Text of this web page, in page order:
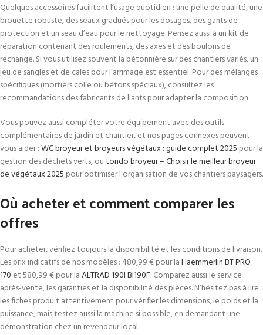
Quelques accessoires facilitent l’usage quotidien : une pelle de qualité, une
brouette robuste, des seaux gradués pour les dosages, des gants de
protection et un seau d’eau pour le nettoyage. Pensez aussi à un kit de
réparation contenant des roulements, des axes et des boulons de
rechange. Si vous utilisez souvent la bétonnière sur des chantiers variés, un
jeu de sangles et de cales pour l’arrimage est essentiel. Pour des mélanges
spécifiques (mortiers colle ou bétons spéciaux), consultez les
recommandations des fabricants de liants pour adapter la composition.
Vous pouvez aussi compléter votre équipement avec des outils
complémentaires de jardin et chantier, et nos pages connexes peuvent
vous aider :WC broyeur et broyeurs végétaux : guide complet 2025 pour la
gestion des déchets verts, outondo broyeur – Choisir le meilleur broyeur
de végétaux 2025 pour optimiser l’organisation de vos chantiers paysagers.
Où acheter et comment comparer les
offres
Pour acheter, vérifiez toujours la disponibilité et les conditions de livraison.
Les prix indicatifs de nos modèles : 480,99 € pour laHaemmerlin BT PRO
170 et 580,99 € pour laALTRAD 190l BI190F. Comparez aussi le service
après-vente, les garanties et la disponibilité des pièces. N’hésitez pas à lire
les fiches produit attentivement pour vérifier les dimensions, le poids et la
puissance, mais testez aussi la machine si possible, en demandant une
démonstration chez un revendeur local.